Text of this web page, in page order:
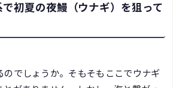
初夏の夜鰻（ウナギ）を狙って
でしょうか。そもそもここでウナギ